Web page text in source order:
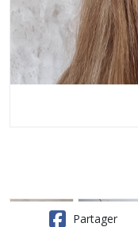
Partager